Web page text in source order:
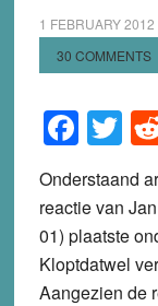
1 FEBRUARY 2012
30 COMMENTS
Onderstaand
reactie van
01) plaatste
Kloptdatwel
Aangezien de